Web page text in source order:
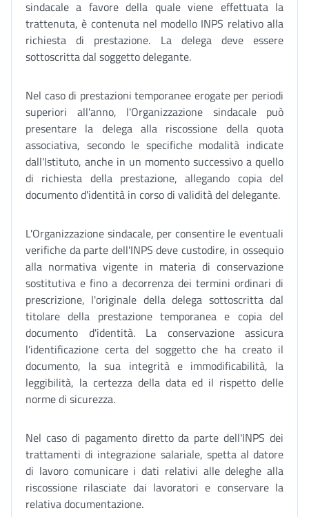
sindacale a favore della quale viene effettuata la
trattenuta, è contenuta nel modello INPS relativo alla
richiesta di prestazione. La delega deve essere
sottoscritta dal soggetto delegante.
Nel caso di prestazioni temporanee erogate per periodi
superiori all'anno, l'Organizzazione sindacale può
presentare la delega alla riscossione della quota
associativa, secondo le specifiche modalità indicate
dall'Istituto, anche in un momento successivo a quello
di richiesta della prestazione, allegando copia del
documento d'identità in corso di validità del delegante.
L'Organizzazione sindacale, per consentire le eventuali
verifiche da parte dell'INPS deve custodire, in ossequio
alla normativa vigente in materia di conservazione
sostitutiva e fino a decorrenza dei termini ordinari di
prescrizione, l'originale della delega sottoscritta dal
titolare della prestazione temporanea e copia del
documento d'identità. La conservazione assicura
l'identificazione certa del soggetto che ha creato il
documento, la sua integrità e immodificabilità, la
leggibilità, la certezza della data ed il rispetto delle
norme di sicurezza.
Nel caso di pagamento diretto da parte dell'INPS dei
trattamenti di integrazione salariale, spetta al datore
di lavoro comunicare i dati relativi alle deleghe alla
riscossione rilasciate dai lavoratori e conservare la
relativa documentazione.